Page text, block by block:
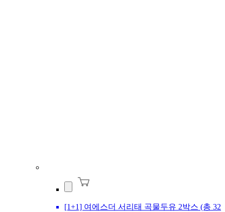
[1+1] 여에스더 서리태 곡물두유 2박스 (총 32